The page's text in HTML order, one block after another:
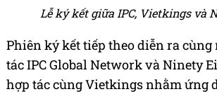
Lễ ký kết giữa IPC, Vietkings và
Phiên ký kết tiếp theo diễn ra cùng
tác IPC Global Network và Ninety
hợp tác cùng Vietkings nhằm ứng